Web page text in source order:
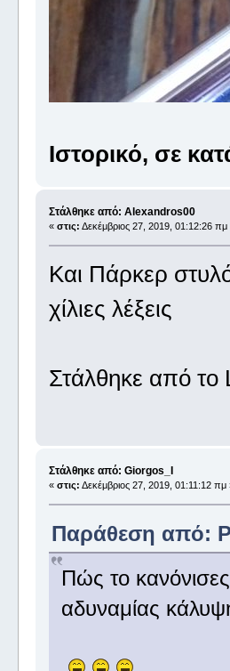
Ιστορικό, σε
Στάλθηκε από: Alexandros00
« στις: Δεκέμβριος 27, 2019, 01:12:26 πμ
Και Πάρκερ
χίλιες λέξεις
Στάλθηκε από το
Στάλθηκε από: Giorgos_I
« στις: Δεκέμβριος 27, 2019, 01:11:12 πμ
Παράθεση από:
Πώς το
αδυναμίας